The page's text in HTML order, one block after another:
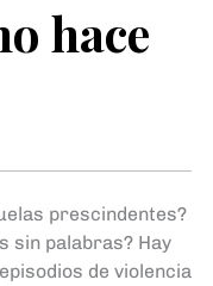
hace
prescindentes?
sin palabras? Hay
de violencia